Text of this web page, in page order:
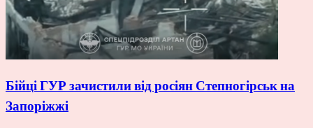
Бійці ГУР зачистили від росіян Степногірськ на
Запоріжжі